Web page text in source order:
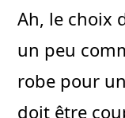
Ah, le choix
un peu
robe pour
doit être